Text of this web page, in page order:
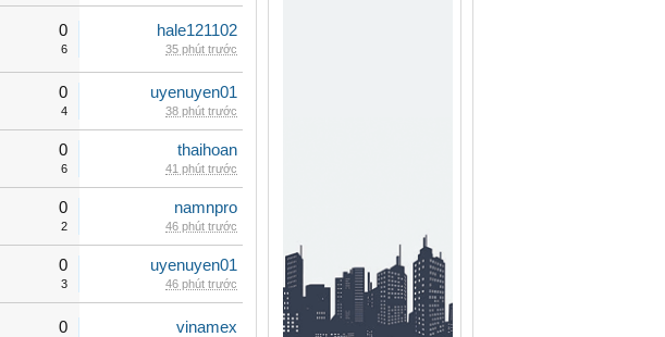
0
6
hale121102
35 phút trước
0
4
uyenuyen01
38 phút trước
0
6
thaihoan
41 phút trước
0
2
namnpro
46 phút trước
0
3
uyenuyen01
46 phút trước
0 vinamex